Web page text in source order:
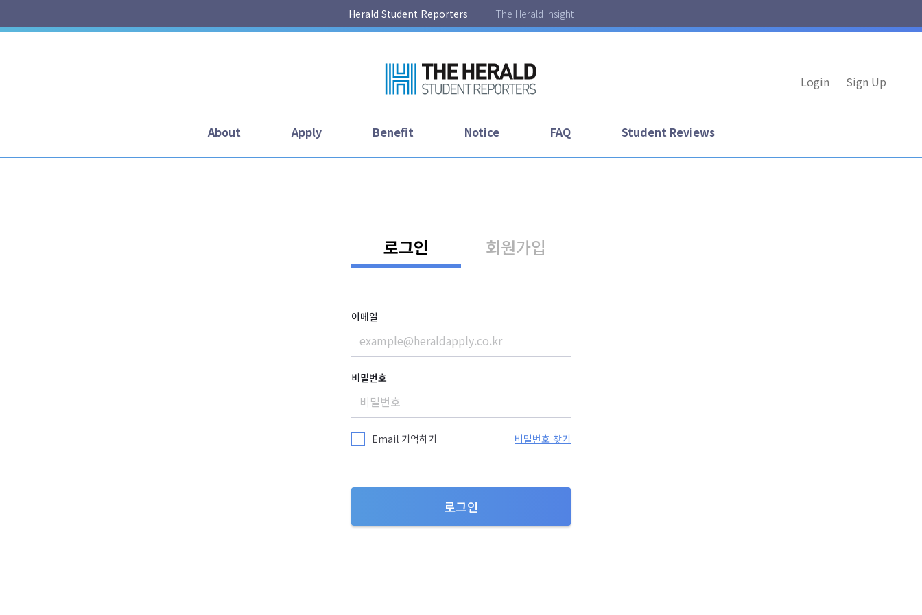
Herald Student Reporters The Herald Insight
About Apply Benefit Notice FAQ Student Reviews
Login Sign Up
로그인 회원가입
이메일
비밀번호
Email 기억하기 비밀번호 찾기
로그인